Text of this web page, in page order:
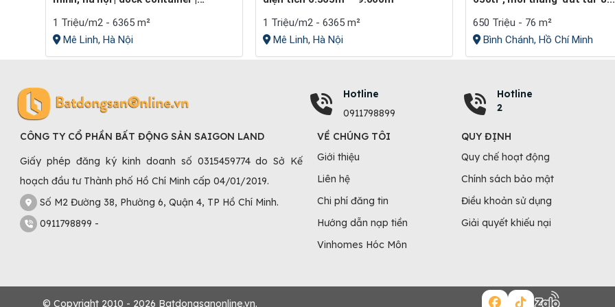
1 Triệu/m2 - 6365 m²
Mê Linh, Hà Nội
1 Triệu/m2 - 6365 m²
Mê Linh, Hà Nội
650 Triệu - 76 m²
Bình Chánh, Hồ Chí Minh
Hotline
0911798899
Hotline
2
CÔNG TY CỔ PHẦN BẤT ĐỘNG SẢN SAIGON LAND
Giấy phép đăng ký kinh doanh số 0315459774 do Sở Kế
hoạch đầu tư Thành phố Hồ Chí Minh cấp 04/01/2019.
Số M2 Đường 38, Phường 6, Quận 4, TP Hồ Chí Minh.
0911798899 -
VỀ CHÚNG TÔI
Giới thiệu
Liên hệ
Chi phí đăng tin
Hướng dẫn nạp tiền
Vinhomes Hóc Môn
QUY ĐỊNH
Quy chế hoạt động
Chính sách bảo mật
Điều khoản sử dụng
Giải quyết khiếu nại
© Copyright 2010 - 2026 Batdongsanonline.vn.